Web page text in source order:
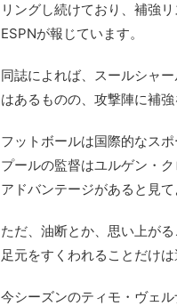
リングし続けており、補強
ESPNが報じています。
同誌によれば、スールシャ
はあるものの、攻撃陣に補強
フットボールは国際的なス
プールの監督はユルゲン・
アドバンテージがあると見て
ただ、油断とか、思い上が
足元をすくわれることだけは
今シーズンのティモ・ヴェ